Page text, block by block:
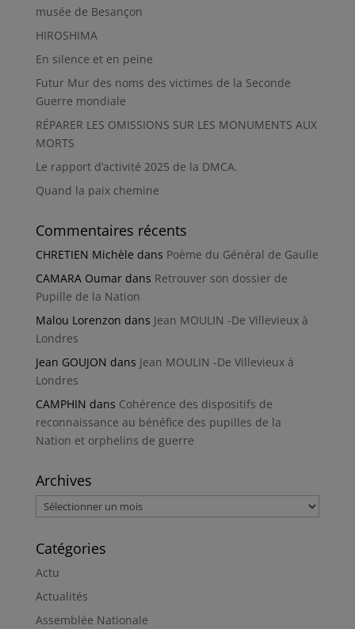
musée de Besançon
HIROSHIMA
En silence et en peine
Futur Mur des noms des victimes de la Seconde
Guerre mondiale
RÉPARER LES OMISSIONS SUR LES MONUMENTS AUX
MORTS
Le rapport d’activité 2025 de la DMCA.
Quand la paix chemine
Commentaires récents
CHRETIEN Michèle dans Poème du Général de Gaulle
CAMARA Oumardans Retrouver son dossier de
Pupille de la Nation
Malou Lorenzon dans Jean MOULIN -De Villevieux à
Londres
Jean GOUJON dans Jean MOULIN -De Villevieux à
Londres
CAMPHIN dans Cohérence des dispositifs de
reconnaissance au bénéfice des pupilles de la
Nation et orphelins de guerre
Archives
Archives
Catégories
Actu
Actualités
Assemblée Nationale